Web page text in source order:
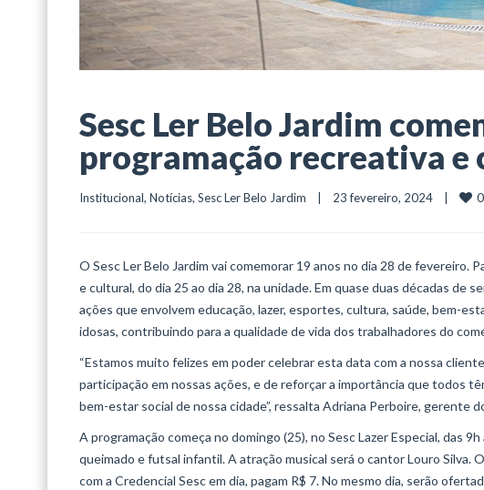
Sesc Ler Belo Jardim
programação recreativa e
Institucional, Notícias, Sesc Ler Belo Jardim
    |    23 fevereiro, 2024    |
0
O Sesc Ler Belo Jardim vai comemorar 19 anos no dia 28 de fevereiro.
e cultural, do dia 25 ao dia 28, na unidade. Em quase duas décadas de
ações que envolvem educação, lazer, esportes, cultura, saúde, bem-
idosas, contribuindo para a qualidade de vida dos trabalhadores do
“Estamos muito felizes em poder celebrar esta data com a nossa
participação em nossas ações, e de reforçar a importância que todos
bem-estar social de nossa cidade”, ressalta Adriana Perboire, gerente
A programação começa no domingo (25), no Sesc Lazer Especial, das
queimado e futsal infantil. A atração musical será o cantor Louro
com a Credencial Sesc em dia, pagam R$ 7. No mesmo dia, serão